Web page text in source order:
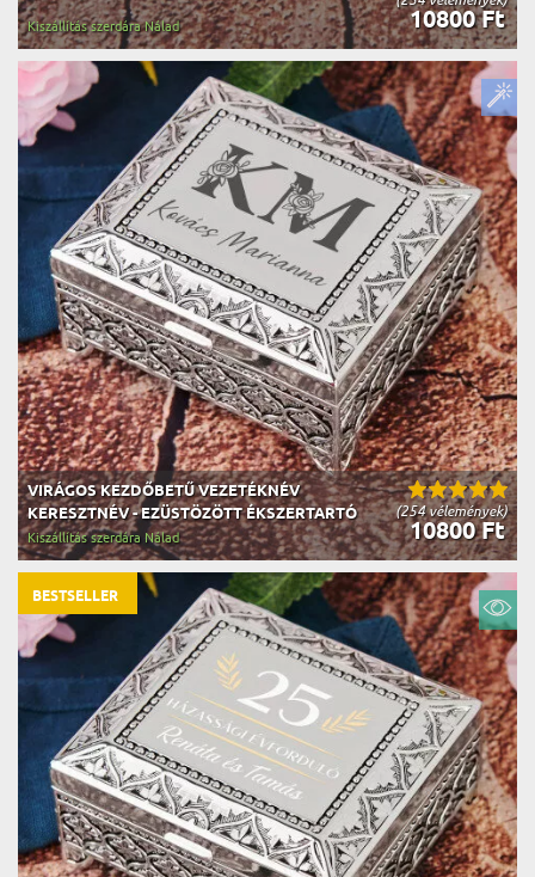
10800 Ft
Kiszállítás szerdára Nálad
(254 vélemények)
VIRÁGOS KEZDŐBETŰ VEZETÉKNÉV
KERESZTNÉV - EZÜSTÖZÖTT ÉKSZERTARTÓ
10800 Ft
Kiszállítás szerdára Nálad
BESTSELLER